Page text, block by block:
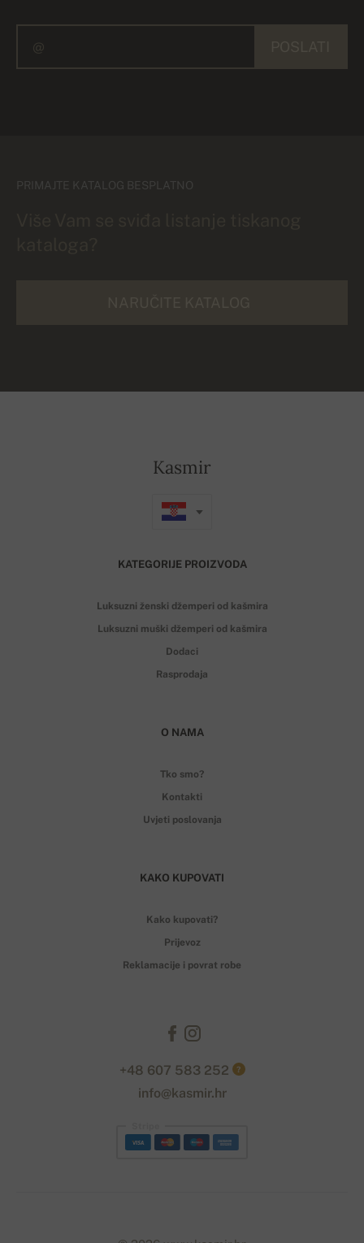
PRIMAJTE KATALOG BESPLATNO
Kasmir
KATEGORIJE PROIZVODA
Luksuzni ženski džemperi od kašmira
Luksuzni muški džemperi od kašmira
Dodaci
Rasprodaja
O NAMA
Tko smo?
Kontakti
Uvjeti poslovanja
KAKO KUPOVATI
Kako kupovati?
Prijevoz
Reklamacije i povrat robe
+48 607 583 252 ?
info@kasmir.hr